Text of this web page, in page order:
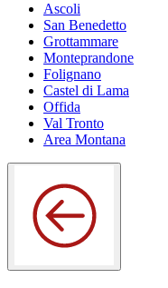
Ascoli
San Benedetto
Grottammare
Monteprandone
Folignano
Castel di Lama
Offida
Val Tronto
Area Montana